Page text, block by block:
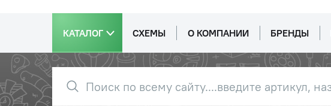
КАТАЛОГ СХЕМЫ О КОМПАНИИ БРЕНДЫ